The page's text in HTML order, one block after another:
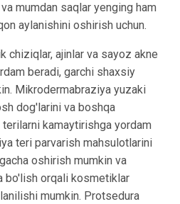
mumdan saqlar yenging ham
aylanishini oshirish uchun.
chiziqlar, ajinlar va sayoz akne
beradi, garchi shaxsiy
Mikrodermabraziya yuzaki
dog'larini va boshqa
kamaytirishga yordam
teri parvarish mahsulotlarini
oshirish mumkin va
bo'lish orqali kosmetiklar
mumkin. Protsedura